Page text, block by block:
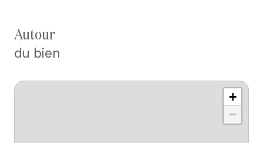
autour
du bien
+
−